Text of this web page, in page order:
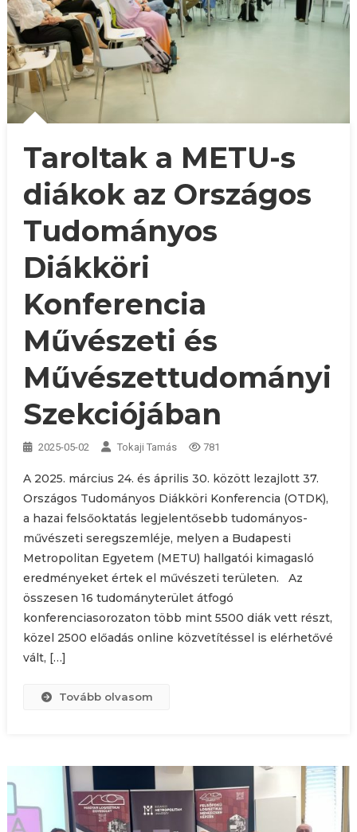
Taroltak a METU-s
diákok az Országos
Tudományos
Diákköri
Konferencia
Művészeti és
Művészettudományi
Szekciójában
2025-05-02 Tokaji Tamás 781
A 2025. március 24. és április 30. között lezajlott 37.
Országos Tudományos Diákköri Konferencia (OTDK),
a hazai felsőoktatás legjelentősebb tudományos-
művészeti seregszemléje, melyen a Budapesti
Metropolitan Egyetem (METU) hallgatói kimagasló
eredményeket értek el művészeti területen. Az
összesen 16 tudományterület átfogó
konferenciasorozaton több mint 5500 diák vett részt,
közel 2500 előadás online közvetítéssel is elérhetővé
vált, […]
Tovább olvasom